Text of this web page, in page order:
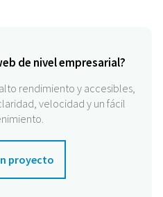
de nivel empresarial?
rendimiento y accesibles,
velocidad y un fácil
proyecto